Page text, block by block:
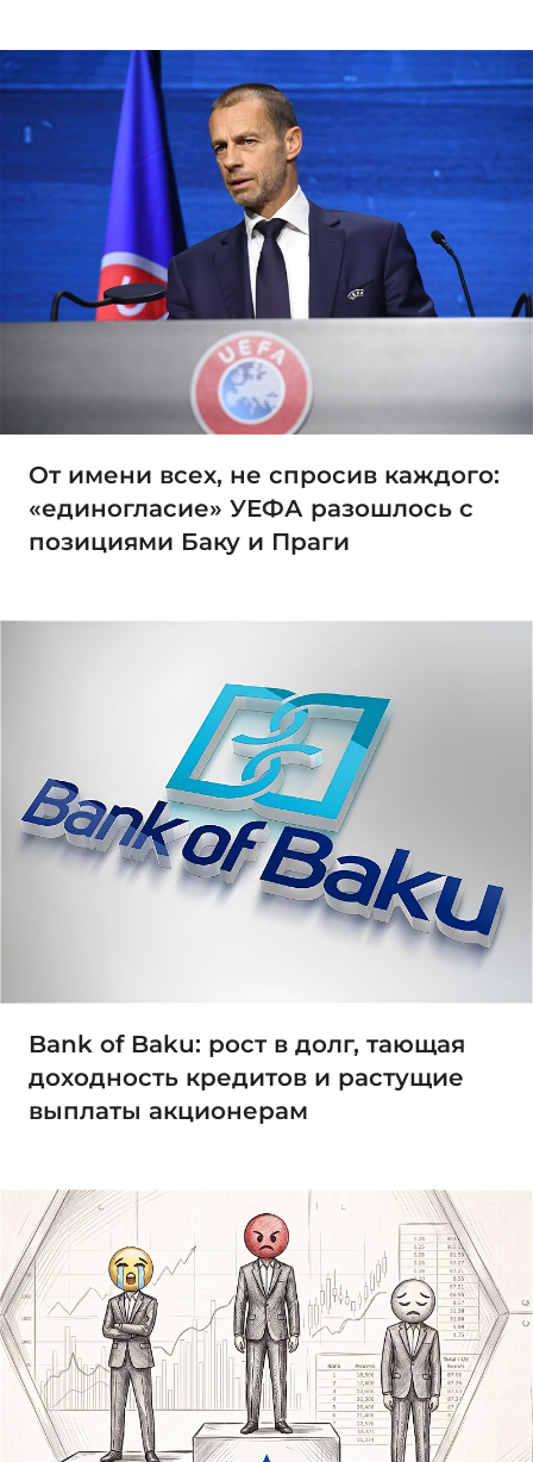
От имени всех, не спросив каждого:
«единогласие» УЕФА разошлось с
позициями Баку и Праги
Bank of Baku: рост в долг, тающая
доходность кредитов и растущие
выплаты акционерам